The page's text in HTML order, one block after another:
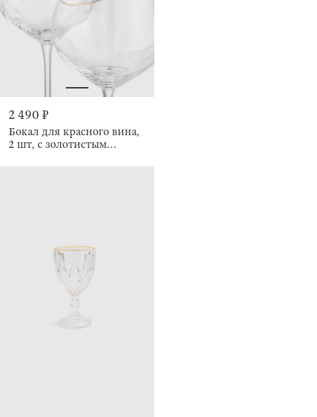
2 490 ₽
Бокал для красного вина,
2 шт, с золотистым